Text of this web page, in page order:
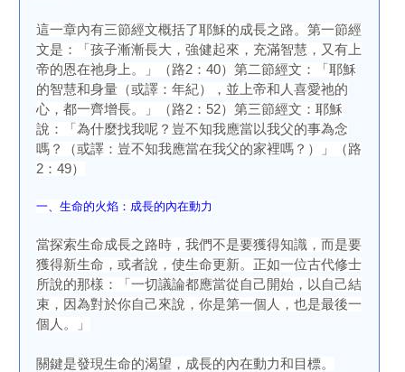
這一章內有三節經文概括了耶穌的成長之路。第一節經
文是：「孩子漸漸長大，強健起來，充滿智慧，又有上
帝的恩在祂身上。」（路2：40）第二節經文：「耶穌
的智慧和身量（或譯：年紀），並上帝和人喜愛祂的
心，都一齊增長。」（路2：52）第三節經文：耶穌
說：「為什麼找我呢？豈不知我應當以我父的事為念
嗎？（或譯：豈不知我應當在我父的家裡嗎？）」（路
2：49）
一、生命的火焰：成長的內在動力
當探索生命成長之路時，我們不是要獲得知識，而是要
獲得新生命，或者說，使生命更新。正如一位古代修士
所說的那樣：「一切議論都應當從自己開始，以自己結
束，因為對於你自己來說，你是第一個人，也是最後一
個人。」
關鍵是發現生命的渴望，成長的內在動力和目標。